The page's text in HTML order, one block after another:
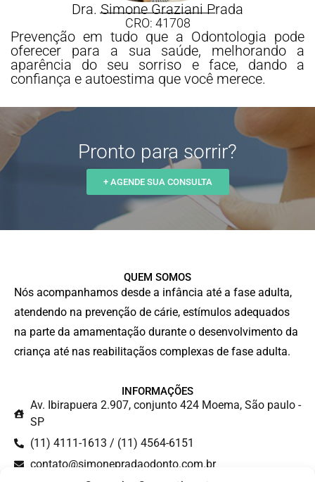
Dra. Simone Graziani Prada
CRO: 41708
Prevenção em tudo que a Odontologia pode
oferecer para a sua saúde, melhorando a
aparência do seu sorriso e face, dando a
confiança e autoestima que você merece.
Pronto para sorrir?
+ AGENDE SUA CONSULTA
QUEM SOMOS
Nós acompanhamos desde a infância até a fase adulta,
atendendo na prevenção de cárie, estímulos adequados
na parte da amamentação durante o desenvolvimento da
criança até nas reabilitaçãos complexas de fase adulta.
INFORMAÇÕES
Av. Ibirapuera 2.907, conjunto 424 Moema, São paulo -
SP
(11) 4111-1613 / (11) 4564-6151
contato@simonepradaodonto.com.br